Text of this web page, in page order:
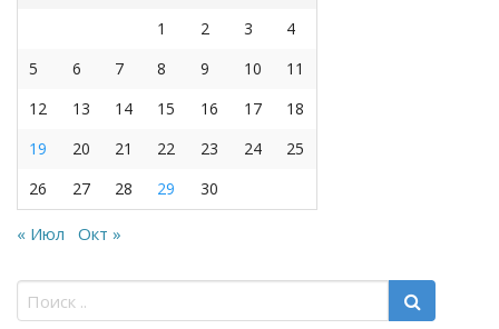
1
2 3
4
5
6 7 8 9 10
11
12
13 14 15 16 17
18
19
20 21 22 23 24
25
26
27 28 29 30
« Июл Окт »